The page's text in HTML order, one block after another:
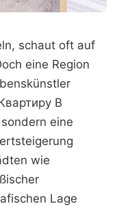
schaut oft auf
eine Region
В
eine
wie
Lage